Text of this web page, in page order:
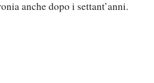
anche dopo i settant’anni.